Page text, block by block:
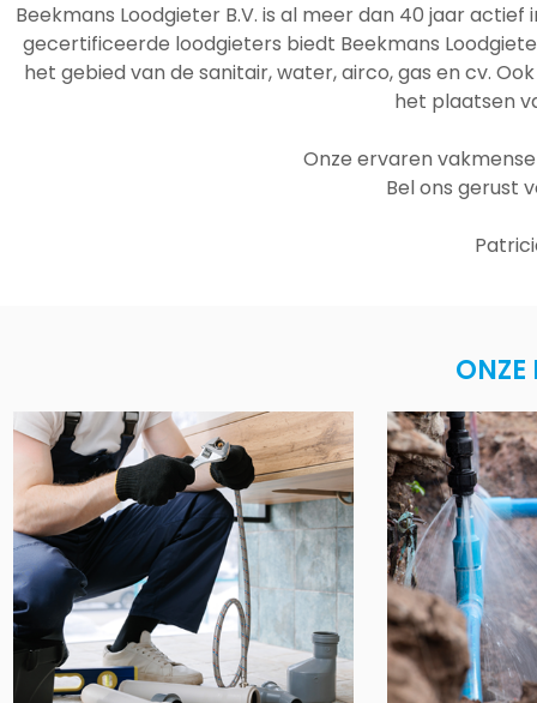
Beekmans Loodgieter B.V. is al meer dan 40 jaar
gecertificeerde loodgieters biedt Beekmans
het gebied van de sanitair, water, airco, gas en cv.
het plaatsen
Onze ervaren
Bel ons gerust
ONZE